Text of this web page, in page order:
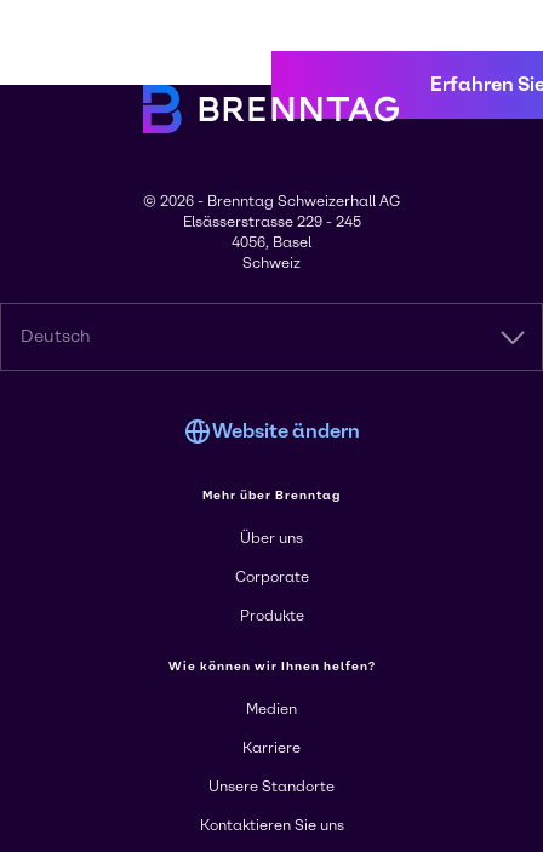
Erfahren
© 2026 - Brenntag Schweizerhall AG
Elsässerstrasse 229 - 245
4056, Basel
Schweiz
Deutsch
Website ändern
Mehr über Brenntag
Über uns
Corporate
Produkte
Wie können wir Ihnen helfen?
Medien
Karriere
Unsere Standorte
Kontaktieren Sie uns